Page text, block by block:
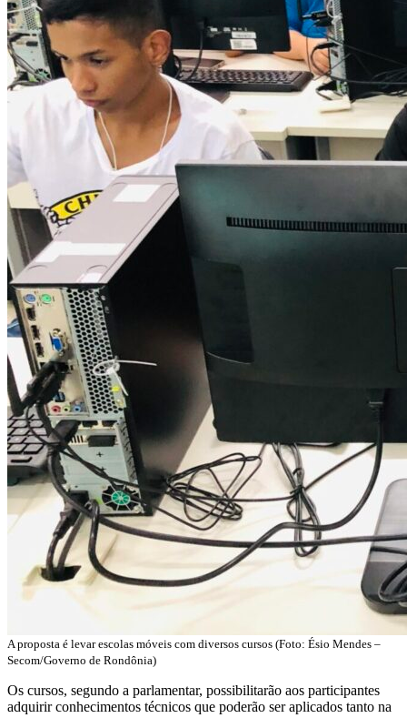
A proposta é levar escolas móveis com diversos cursos (Foto: Ésio Mendes –
Secom/Governo de Rondônia)
Os cursos, segundo a parlamentar, possibilitarão aos participantes
adquirir conhecimentos técnicos que poderão ser aplicados tanto na